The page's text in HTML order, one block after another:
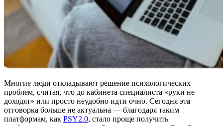
Многие люди откладывают решение психологических
проблем, считая, что до кабинета специалиста «руки не
доходят» или просто неудобно идти очно. Сегодня эта
отговорка больше не актуальна — благодаря таким
платформам, как PSY2.0, стало проще получить